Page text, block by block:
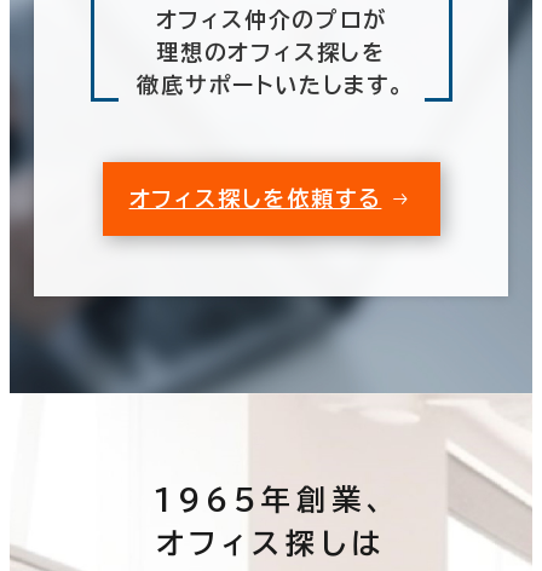
オフィス仲介のプロが
理想のオフィス探しを
徹底サポートいたします。
オフィス探しを依頼する
1965年創業、
オフィス探しは